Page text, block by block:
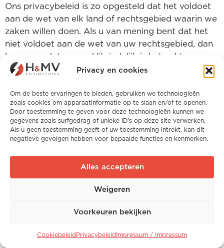
Privacy en cookies
Om de beste ervaringen te bieden, gebruiken we technologieën
zoals cookies om apparaatinformatie op te slaan en/of te openen.
Door toestemming te geven voor deze technologieën kunnen we
gegevens zoals surfgedrag of unieke ID's op deze site verwerken.
Als u geen toestemming geeft of uw toestemming intrekt, kan dit
negatieve gevolgen hebben voor bepaalde functies en kenmerken.
Alles accepteren
Weigeren
Voorkeuren bekijken
Cookiebeleid Privacybeleid Impressum / Impressum
Ons privacybeleid is zo opgesteld dat het voldoet
aan de wet van elk land of rechtsgebied waarin we
zaken willen doen. Als u van mening bent dat het
niet voldoet aan de wet van uw rechtsgebied, dan
horen we dat graag. Uiteindelijk is het echter uw
keuze of u onze website wilt gebruiken, voor ons
diensten.
24. Herziening van dit privacybeleid
bijwerken als dat nodig is. De voorwaarden die op
u van toepassing zijn, zijn de voorwaarden die hier
op onze website zijn geplaatst op de dag dat u
af te drukken voor uw administratie. Als u vragen
ons opnemen.